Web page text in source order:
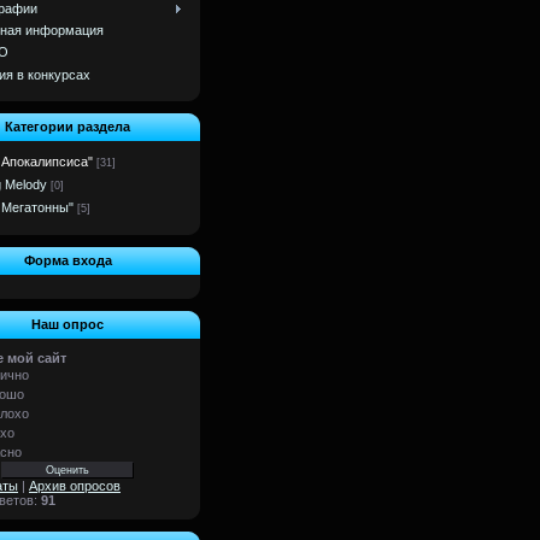
информация
в конкурсах
Категории раздела
[31]
Melody [0]
[5]
Форма входа
Наш опрос
мой сайт
| Архив опросов
91